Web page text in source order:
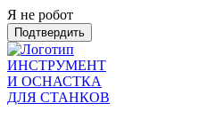
Я не робот
Подтвердить
ИНСТРУМЕНТ
И ОСНАСТКА
ДЛЯ СТАНКОВ